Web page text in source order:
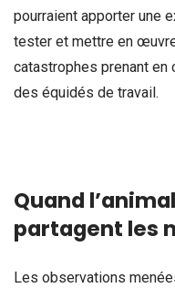
pourraient apporter une
tester et mettre en
catastrophes prenant
des équidés de travail.
Quand
partagent les
Les observations